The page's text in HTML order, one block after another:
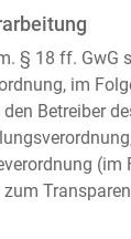
§ 18 ff.
im
Betreiber
(im